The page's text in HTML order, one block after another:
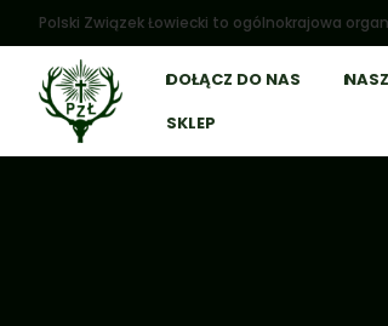
Polski Związek Łowiecki to ogólnokrajowa
DOŁĄCZ DO NAS
SKLEP